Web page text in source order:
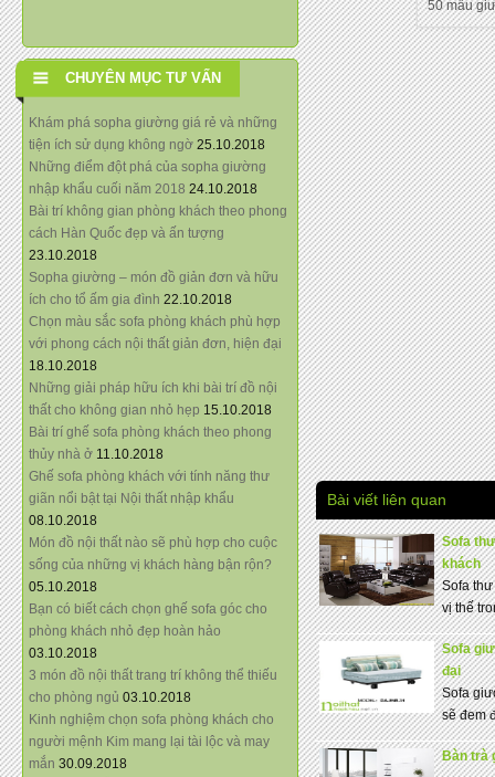
CHUYÊN MỤC TƯ VẤN
Khám phá sopha giường giá rẻ và những
tiện ích sử dụng không ngờ 25.10.2018
Những điểm đột phá của sopha giường
nhập khẩu cuối năm 2018 24.10.2018
Bài trí không gian phòng khách theo phong
cách Hàn Quốc đẹp và ấn tượng
23.10.2018
Sopha giường – món đồ giản đơn và hữu
ích cho tổ ấm gia đình 22.10.2018
Chọn màu sắc sofa phòng khách phù hợp
với phong cách nội thất giản đơn, hiện đại
18.10.2018
Những giải pháp hữu ích khi bài trí đồ nội
thất cho không gian nhỏ hẹp 15.10.2018
Bài trí ghế sofa phòng khách theo phong
thủy nhà ở 11.10.2018
Ghế sofa phòng khách với tính năng thư
giãn nổi bật tại Nội thất nhập khẩu
08.10.2018
Món đồ nội thất nào sẽ phù hợp cho cuộc
sống của những vị khách hàng bận rộn?
05.10.2018
Bạn có biết cách chọn ghế sofa góc cho
phòng khách nhỏ đẹp hoàn hảo
03.10.2018
3 món đồ nội thất trang trí không thể thiếu
cho phòng ngủ 03.10.2018
Kinh nghiệm chọn sofa phòng khách cho
người mệnh Kim mang lại tài lộc và may
mắn 30.09.2018
50 mẫu
Bài viết liên quan
Sofa
khách
Sofa
vị thế
Sofa
đại
Sofa
sẽ đem
Bàn trà